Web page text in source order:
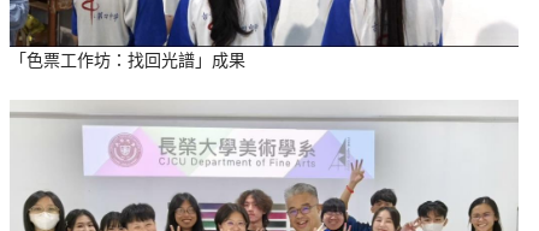
「色票工作坊：找回光譜」成果